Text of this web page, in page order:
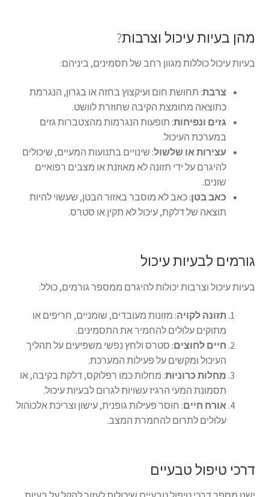
מהן בעיות עיכול וצרבות?
בעיות עיכול כוללות מגוון רחב של תסמינים, ביניהם:
צרבת: תחושת חום ועיקצוץ בחזה או בגרון, הנגרמת
כתוצאה מחומצת הקיבה שחוזרת לוושט.
גזים ונפיחות: תופעות הנגרמות מהצטברות גזים
במערכת העיכול.
עצירות או שלשול: שינויים בתנועות המעיים, שיכולים
להיגרם על ידי תזונה לא מאוזנת או מצבים רפואיים
שונים.
כאב בטן: כאב לא מוסבר באזור הבטן, שעשוי להיות
תוצאה של דלקת, עיכול לא תקין או סטרס.
גורמים לבעיות עיכול
בעיות עיכול וצרבות יכולות להיגרם ממספר גורמים, כולל:
תזונה לקויה: מזונות מעובדים, שומניים, חריפים או
מתוקים עלולים להחמיר את התסמינים.
חיים לחוצים: סטרס ולחץ נפשי משפיעים על תהליך
העיכול ומקשים על פעילות המערכת.
מחלות כרוניות: מחלות כמו רפלוקס, דלקת בקיבה, או
תסמונת המעי הרגיז עשויות לגרום לבעיות עיכול.
אורח חיים: חוסר פעילות גופנית, עישון וצריכת אלכוהול
עלולים לתרום להחמרת המצב.
דרכי טיפול טבעיים